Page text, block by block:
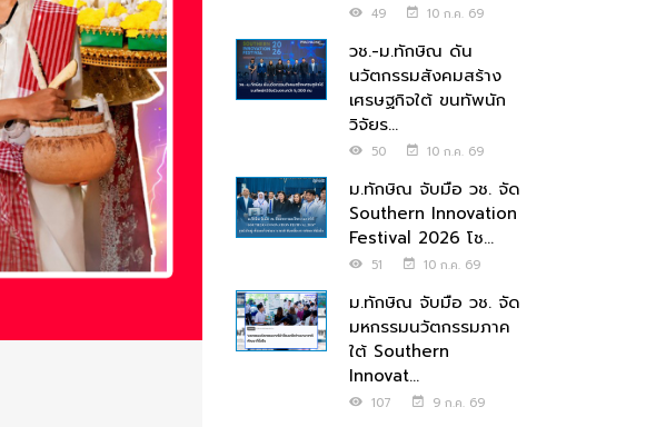
49 10 ก.ค. 69
วช.-ม.ทักษิณ ดัน
นวัตกรรมสังคมสร้าง
เศรษฐกิจใต้ ขนทัพนัก
วิจัยร...
50 10 ก.ค. 69
ม.ทักษิณ จับมือ วช. จัด
Southern Innovation
Festival 2026 โช...
51 10 ก.ค. 69
ม.ทักษิณ จับมือ วช. จัด
มหกรรมนวัตกรรมภาค
ใต้ Southern
Innovat...
107 9 ก.ค. 69